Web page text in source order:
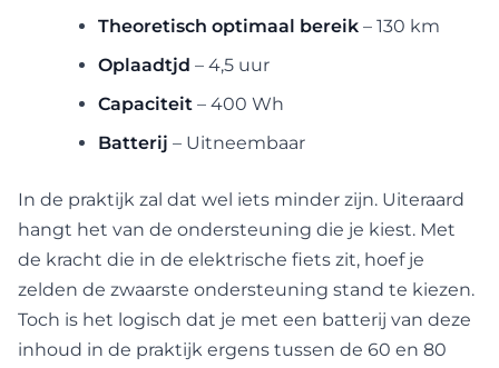
Theoretisch optimaal bereik – 130 km
Oplaadtjd – 4,5 uur
Capaciteit – 400 Wh
Batterij – Uitneembaar
In de praktijk zal dat wel iets minder zijn. Uiteraard
hangt het van de ondersteuning die je kiest. Met
de kracht die in de elektrische fiets zit, hoef je
zelden de zwaarste ondersteuning stand te kiezen.
Toch is het logisch dat je met een batterij van deze
inhoud in de praktijk ergens tussen de 60 en 80